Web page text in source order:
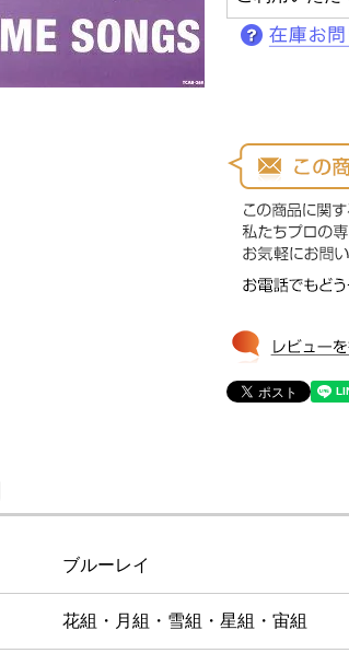
ブルーレイ
花組・月組・雪組・星組・宙組